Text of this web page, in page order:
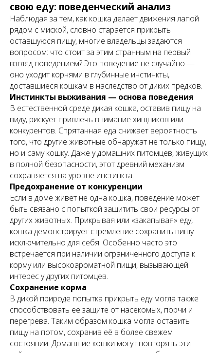
свою еду: поведенческий анализ
Наблюдая за тем, как кошка делает движения лапой
рядом с миской, словно старается прикрыть
оставшуюся пищу, многие владельцы задаются
вопросом: что стоит за этим странным на первый
взгляд поведением? Это поведение не случайно —
оно уходит корнями в глубинные инстинкты,
доставшиеся кошкам в наследство от диких предков.
Инстинкты выживания — основа поведения
В естественной среде дикая кошка, оставив пищу на
виду, рискует привлечь внимание хищников или
конкурентов. Спрятанная еда снижает вероятность
того, что другие животные обнаружат не только пищу,
но и саму кошку. Даже у домашних питомцев, живущих
в полной безопасности, этот древний механизм
сохраняется на уровне инстинкта.
Предохранение от конкуренции
Если в доме живёт не одна кошка, поведение может
быть связано с попыткой защитить свои ресурсы от
других животных. Прикрывая или «закапывая» еду,
кошка демонстрирует стремление сохранить пищу
исключительно для себя. Особенно часто это
встречается при наличии ограниченного доступа к
корму или высокоароматной пищи, вызывающей
интерес у других питомцев.
Сохранение корма
В дикой природе попытка прикрыть еду могла также
способствовать её защите от насекомых, порчи и
перегрева. Таким образом кошка могла оставить
пищу на потом, сохранив её в более свежем
состоянии. Домашние кошки могут повторять эти